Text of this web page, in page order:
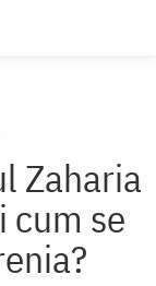
Zaharia
cum se